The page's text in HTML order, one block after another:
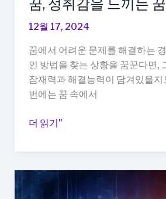
꿈, 성취감을 느끼는
12월 17, 2024
꿈에서 어려운 문제를 해결하는
인 방법을 찾는 상황을 꿈꾼다면,
잠재력과 해결능력이 담겨있을지
번에는 꿈 속에서
어
더 읽기"